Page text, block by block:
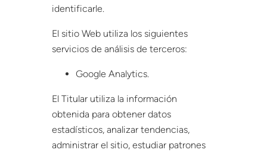
identificarle.
El sitio Web utiliza los siguientes
servicios de análisis de terceros:
Google Analytics.
El Titular utiliza la información
obtenida para obtener datos
estadísticos, analizar tendencias,
administrar el sitio, estudiar patrones